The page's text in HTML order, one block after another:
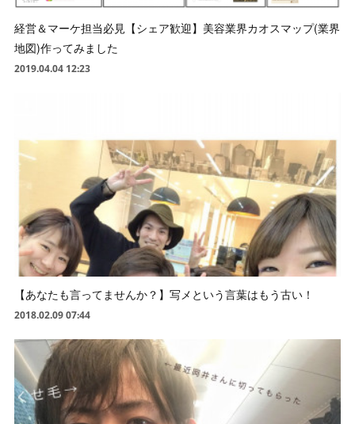
経営＆マーケ担当必見【シェア歓迎】美容業界カオスマップ(業界
地図)作ってみました
2019.04.04 12:23
【あなたも言ってませんか？】写メという言葉はもう古い！
2018.02.09 07:44